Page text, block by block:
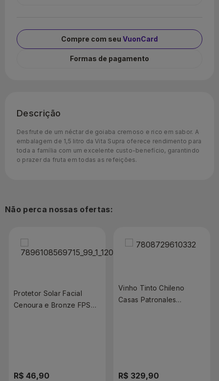
Compre com seu VuonCard
Formas de pagamento
Descrição
Desfrute de um néctar de goiaba cremoso e rico em sabor. A
embalagem de 1,5 litro da Vita Supra oferece rendimento para
toda a família com um excelente custo-benefício, garantindo
o prazer da fruta em todas as refeições.
Não perca nossas ofertas:
Protetor Solar Facial
Cenoura e Bronze FPS70
R$ 46,90
Vinho Tinto Chileno
Casas Patronales
R$ 329,90